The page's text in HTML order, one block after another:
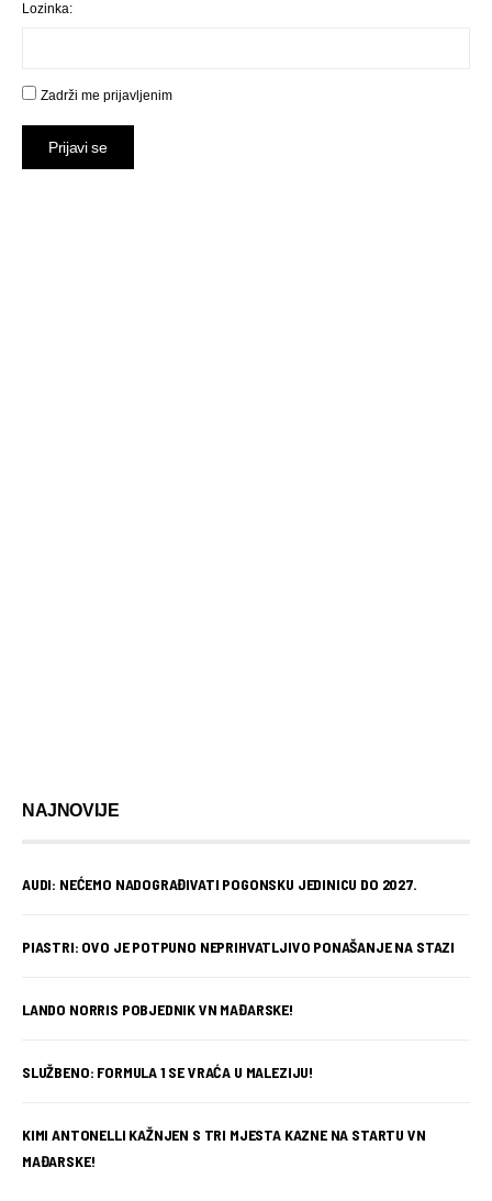
Lozinka:
Zadrži me prijavljenim
Prijavi se
NAJNOVIJE
AUDI: NEĆEMO NADOGRAĐIVATI POGONSKU JEDINICU DO 2027.
PIASTRI: OVO JE POTPUNO NEPRIHVATLJIVO PONAŠANJE NA STAZI
LANDO NORRIS POBJEDNIK VN MAĐARSKE!
SLUŽBENO: FORMULA 1 SE VRAĆA U MALEZIJU!
KIMI ANTONELLI KAŽNJEN S TRI MJESTA KAZNE NA STARTU VN
MAĐARSKE!